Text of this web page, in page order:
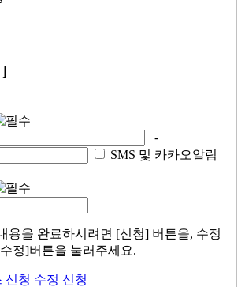
-
SMS 및 카카오알림
용을 완료하시려면 [신청] 버튼을, 수정
정]버튼을 눌러주세요.
신청 수정 신청